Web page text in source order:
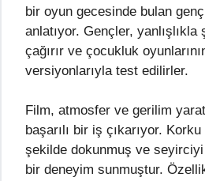
bir oyun gecesinde bulan
anlatıyor. Gençler,
çağırır ve çocukluk
versiyonlarıyla test edilirler.
Film, atmosfer ve gerilim
başarılı bir iş çıkarıyor.
şekilde dokunmuş ve
bir deneyim sunmuştur.